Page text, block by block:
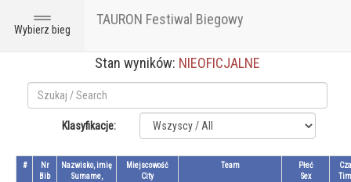
Toggle
navigation
Wybierz bieg
TAURON Festiwal Biegowy
Stan wyników: NIEOFICJALNE
Klasyfikacje:
#
Nr
Bib
Nazwisko, imię
Surname,
Miejscowość
City
Team
Płeć
Sex